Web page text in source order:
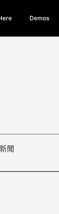
西拉雅族正式成第
Demos
聞